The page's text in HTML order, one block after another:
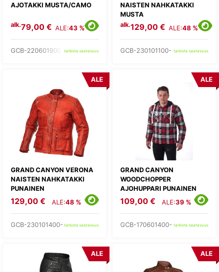
AJOTAKKI MUSTA/CAMO
alk.79,00 € ALE:43 %
GCB-220601900- tarkista saatavuus
NAISTEN NAHKATAKKI
MUSTA
alk.129,00 € ALE:48 %
GCB-230101100- tarkista saatavuus
GRAND CANYON VERONA
NAISTEN NAHKATAKKI
PUNAINEN
ALE
129,00 € ALE:48 %
GCB-230101400- tarkista saatavuus
GRAND CANYON
WOODCHOPPER
AJOHUPPARI PUNAINEN
ALE
109,00 € ALE:39 %
GCB-170601400- tarkista saatavuus
ALE ALE